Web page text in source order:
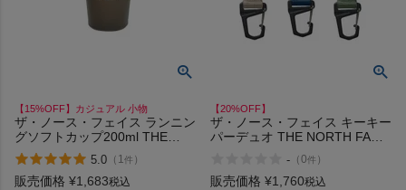
キャンプ・フェス
通学
ビジネス
【15%OFF】カジュアル 小物
ザ・ノース・フェイス ランニン
グソフトカップ200ml THE
NORTH FACE Running Soft
Cup 200
5.0 （ 1件 ）
販売価格 ¥1,683税込
【20%OFF】
ザ・ノース・フェイス キーキー
パーデュオ THE NORTH FACE
- （0件 ）
販売価格 ¥1,760税込